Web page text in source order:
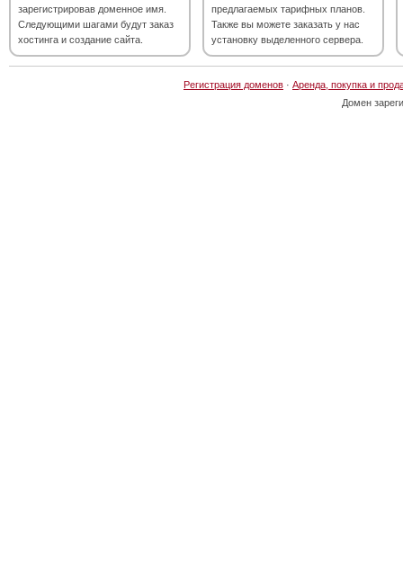
зарегистрировав доменное имя.
Следующими шагами будут заказ
хостинга и создание сайта.
предлагаемых тарифных планов.
Также вы можете заказать у нас
установку выделенного сервера.
Регистрация доменов · Аренда, покупка и
Домен